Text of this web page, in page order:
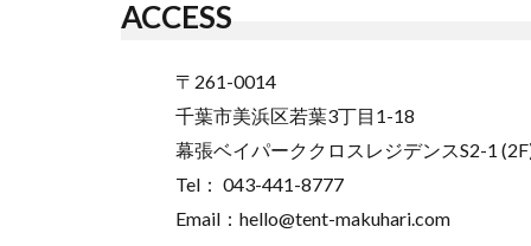
ACCESS
〒261-0014
千葉市美浜区若葉3丁目1-18
幕張ベイパーククロスレジデンスS2-1
Tel： 043-441-8777
Email：hello@tent-makuhari.com